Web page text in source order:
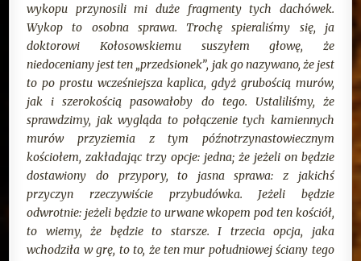
wykopu przynosili mi duże fragmenty tych dachówek.
Wykop to osobna sprawa. Trochę spieraliśmy się, ja
doktorowi Kołosowskiemu suszyłem głowę, że
niedoceniany jest ten „przedsionek”, jak go nazywano, że jest
to po prostu wcześniejsza kaplica, gdyż grubością murów,
jak i szerokością pasowałoby do tego. Ustaliliśmy, że
sprawdzimy, jak wygląda to połączenie tych kamiennych
murów przyziemia z tym późnotrzynastowiecznym
kościołem, zakładając trzy opcje: jedna; że jeżeli on będzie
dostawiony do przypory, to jasna sprawa: z jakichś
przyczyn rzeczywiście przybudówka. Jeżeli będzie
odwrotnie: jeżeli będzie to urwane wkopem pod ten kościół,
to wiemy, że będzie to starsze. I trzecia opcja, jaka
wchodziła w grę, to to, że ten mur południowej ściany tego